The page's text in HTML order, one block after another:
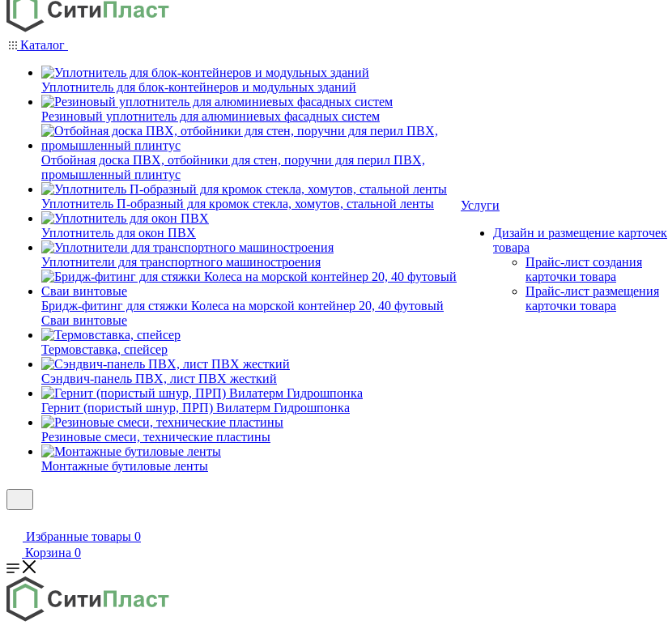
Каталог
Уплотнитель для блок-контейнеров и модульных зданий
Резиновый уплотнитель для алюминиевых фасадных систем
Отбойная доска ПВХ, отбойники для стен, поручни для перил ПВХ,
промышленный плинтус
Уплотнитель П-образный для кромок стекла, хомутов, стальной ленты
Уплотнитель для окон ПВХ
Уплотнители для транспортного машиностроения
Бридж-фитинг для стяжки Колеса на морской контейнер 20, 40 футовый
Сваи винтовые
Термовставка, спейсер
Сэндвич-панель ПВХ, лист ПВХ жесткий
Гернит (пористый шнур, ПРП) Вилатерм Гидрошпонка
Резиновые смеси, технические пластины
Монтажные бутиловые ленты
Услуги
Дизайн и размещение карточек
товара
Прайс-лист создания
карточки товара
Прайс-лист размещения
карточки товара
Избранные товары 0
Корзина 0